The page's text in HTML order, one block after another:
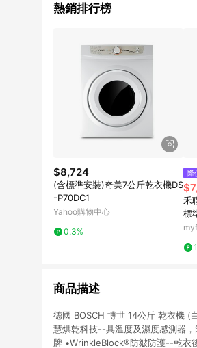
熱銷排行榜
$8,724
(含標準安裝)奇美7公斤乾衣機DS
-P70DC1
Yahoo購物中心
0.3%
降
禾
標
商品描述
德國 BOSCH 博世 14公斤 乾衣機
慧烘乾科技--具溫度及濕度感測器
牌 •WrinkleBlock®防皺防護--乾衣